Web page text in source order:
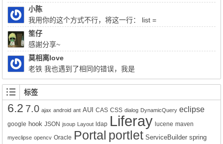
liferay上传文件报了这个错，该怎么解决
小陈
我用你的这个方式不行，将这一行： list =
(List)QueryUtil.list(q, getDialect(),start, end, false); 注释掉换成：
list = q.list();前面的：Query q = session.createQuery(sql); 换成
Query q = session.createSQLQuery(HQL).addEntity("这里是xx-
service.xml的名称", 类名Impl.class);就可以实现查询功能了。但是
有个问题就是只能得到该类的所有属性所对应的值，其它类的值无
法获得。比如我们的sql写联查就只能得到其中一张表的数据而不是
该SQL语句查询到的所有数据。求教该如何解决的好呢？
笙仔
感謝分享~
莫相离love
老铁 我也遇到了相同的错误，我是
Liferay7.0.4+openldap2.4报的这个错，请问你解决了吗？
标签
6.2 7.0 ajax android ant AUI CAS CSS dialog DynamicQuery eclipse
google hook JSON jsoup Layout ldap Liferay lucene maven
myeclipse opencv Oracle Portal portlet ServiceBuilder spring